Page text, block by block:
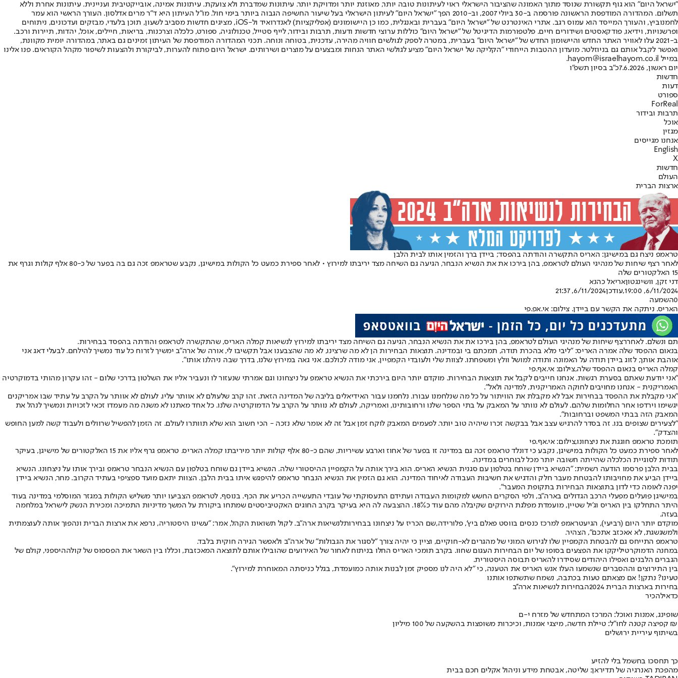
"ישראל היום" הוא גוף תקשורת שנוסד מתוך האמונה שהציבור הישראלי ראוי לעיתונות טובה יותר, מאוזנת יותר ומדויקת יותר. עיתונות שמדברת ולא צועקת. עיתונות אמינה, אובייקטיבית ועניינית. עיתונות אחרת וללא
תשלום. המהדורה המודפסת הראשונה פורסמה ב-30 ביולי 2007, וב-2010 הפך "ישראל היום" לעיתון הישראלי בעל שיעור החשיפה הגבוה ביותר בימי חול. מו"ל העיתון היא ד"ר מרים אדלסון. העורך הראשי הוא עמר
לחמנוביץ, והעורך המייסד הוא עמוס רגב. אתרי האינטרנט של "ישראל היום" בעברית ובאנגלית, כמו כן היישומונים (אפליקציות) לאנדרואיד ול-iOS, מציגים חדשות מסביב לשעון, תוכן בלעדי, מבזקים ועדכונים, ניתוחים
ופרשנויות, וידיאו, פודקאסטים ושידורים חיים. פלטפורמות הדיגיטל של "ישראל היום" כוללות ערוצי חדשות ודעות, תרבות ובידור, לייף סטייל, טכנולוגיה, ספורט, כלכלה וצרכנות, בריאות, חיילים, אוכל, יהדות, תיירות ורכב.
ב-2021 עלו לאוויר האתר החדש והיישומון החדש של "ישראל היום" בעברית, במטרה לספק לגולשים חוויה מהירה, עדכנית, בטוחה ונוחה. תכני המהדורה המודפסת של העיתון זמינים גם באתר, במהדורה יומית מקוונת,
ואפשר לקבל אותם גם בניוזלטר. מועדון ההטבות הייחודי "הקליקה של ישראל היום" מציע לגולשי האתר הנחות ומבצעים על מוצרים ושירותים. ישראל היום פתוח להערות, לביקורת ולהצעות לשיפור מקהל הקוראים. פנו אלינו
במייל hayom@israelhayom.co.il.
יום ראשון, 7.6.2026
כ"ב בסיון תשפ"ו
חדשות
דעות
ספורט
ForReal
תרבות ובידור
אוכל
מגזין
אנחנו מגייסים
English
X
חדשות
העולם
ארצות הברית
טראמפ ניצח גם במישיגן: האריס התקשרה והודתה בהפסד; ביידן ברך והזמין אותו לבית הלבן
לאחר רצף שיחות של מנהיגי העולם לטראמפ, בהן בירכו את את הנשיא הנבחר, הגיעה גם השיחה מצד יריבתו למירוץ • לאחר ספירת כמעט כל הקולות במישיגן, נקבע שטראמפ זכה גם בה בפער של כ-80 אלף קולות וגרף את
15 האלקטורים שלה
דני זקן, וושינגטוןאריאל כהנא
6/11/2024, 19:00
,עודכן6/11/2024, 21:37
0השמעה
האריס. ניתקה את הקשר עם ביידן. צילום: אי.אפ.פי
תם ונשלם. לאחררצף שיחות של מנהיגי העולם לטראמפ, בהן בירכו את את הנשיא הנבחר, הגיעה גם השיחה מצד יריבתו למירוץ לנשיאות קמלה האריס, שהתקשרה לטראמפ והודתה בהפסד בבחירות.
בנאום ההפסד שלה אמרה האריס: "ליבי מלא בהכרת תודה, תמכתם בי ובמדינה. תוצאות הבחירות הן לא מה שרצינו, לא מה שהצבענו אבל תקשיבו לי, אורה של ארה"ב ימשיך לזרוח כל עוד נמשיך להילחם. לבעלי דאג אני
אוהבת אותך, לזוג ביידן תודה על האמונה ותודה למושל וולץ ומשפחתו. לצוות שלי ולעובדי הקמפיין, אני מודה לכולכם. אני גאה במירוץ שלנו, בדרך שבה ניהלנו אותו".
קמלה האריס בנאום ההפסד שלה,צילום: אי.אף.פי
"אני יודעת שאתם בסערת רגשות. אנחנו חייבים לקבל את תוצאות הבחירות. מוקדם יותר היום בירכתי את הנשיא טראמפ על ניצחונו וגם אמרתי שנעזור לו ונעביר אליו את השלטון בדרכי שלום - זהו עקרון מהותי בדמוקרטיה
האמריקנית - אנחנו מחויבים לחוקה האמריקנית, למדינה ולאל".
"אני מקבלת את ההפסד בבחירות אבל לא מקבלת את הוויתור על כל מה שנלחמנו עבורו. נלחמנו עבור האידיאלים בליבה של המדינה הזאת. זהו קרב שלעולם לא אוותר עליו. לעולם לא אוותר על הקרב על עתיד שבו אמריקנים
יגשימו וירדפו אחר החלומות שלהם. לעולם לא נוותר על המאבק על בתי הספר שלנו ורחובותינו, ואמריקה, לעולם לא נוותר על הקרב על הדמוקרטיה שלנו. כל אחד מאתנו לא משנה מה מעמדו זכאי לזכויות ונמשיך לנהל את
המאבק הזה בבתי המשפט וברחובות".
"לצעירים שצופים בנו. זה בסדר להרגיש עצב אבל בבקשה זכרו שיהיה טוב יותר. לפעמים המאבק לוקח זמן אבל זה לא אומר שלא נזכה - הכי חשוב הוא שלא תוותרו לעולם. זה הזמן להפשיל שרוולים ולעבוד קשה למען החופש
והצדק".
תומכת טראמפ חוגגת את ניצחונו,צילום: אי.אף.פי
לאחר ספירת כמעט כל הקולות במישיגן, נקבע כי דונלד טראמפ זכה גם במדינה זו בפער של אחוז וארבע עשיריות, שהם כ-80 אלף קולות יותר מיריבתו קמלה האריס. טראמפ גרף אליו את 15 האלקטורים של מישיגן, בעיקר
תודות לסוגיית הכלכלה שהייתה חשובה יותר מכל לבוחרים במדינה.
בבית הלבן פרסמו הודעה רשמית: "הנשיא ביידן שוחח בטלפון עם סגנית הנשיא האריס. הוא בירך אותה על הקמפיין ההיסטורי שלה. הנשיא ביידן גם שוחח בטלפון עם הנשיא הנבחר טראמפ ובירך אותו על ניצחונו. הנשיא
ביידן הביע את מחויבותו להבטחת מעבר חלק והדגיש את חשיבות העבודה לאיחוד המדינה. הוא גם הזמין את הנשיא הנבחר טראמפ להיפגש איתו בבית הלבן. הצוות יתאם מועד ספציפי בעתיד הקרוב. מחר, הנשיא ביידן
יפנה לאומה כדי לדון בתוצאות הבחירות בתקופת המעבר".
במישיגן פועלים מפעלי הרכב הגדולים בארה"ב, ולפי הסקרים החשש למקומות העבודה ועתידם התעסוקתי של עובדי התעשייה הכריע את הכף. בנוסף, לטראמפ הצביעו יותר משליש הקולות במגזר המוסלמי במדינה בעוד
היתר התחלקו בין האריס וג'יל שטיין, מועמדת מפלגת הירוקים שקיבלה מהם עוד כ18%. ההצבעה לה היא בעיקר בקרב החוגים האקטיביסטים שמתחו ביקורת על המשך מדיניות התמיכה ומכירת הנשק לישראל במלחמה
בעזה.
מוקדם יותר היום (רביעי), הגיעטראמפ למרכז כנסים בווסט פאלם ביץ', פלורידה,שם הכריז על ניצחונו בבחירותלנשיאות ארה"ב. לקול תשואות הקהל, אמר: "עשינו היסטוריה, נרפא את ארצות הברית ונהפוך אותה לעוצמתית
ולמשגשגת, לא אאכזב אתכם", הצהיר.
טראמפ התייחס גם להבטחת הקמפיין שלו לגירוש המוני של מהגרים לא-חוקיים, וציין כי יהיה צורך "לסגור את הגבולות" של ארה"ב ולאפשר הגירה חוקית בלבד.
במחנה הדמוקרטיליקקו את הפצעים בסופו של יום הבחירות העגום שחוו. בקרב תומכי האריס החלו בניתוח לאחור של האירועים שהובילו אותם לתוצאה המאכזבת, וכללו בין השאר את הפספוס של קולההיספני, קולם של
הגברים הלבנים ואפילו היהודים שסידרו להאריס תבוסה היסטורית.
בין התירוצים וההסברים שנשמעו העלו אנש האריס את הטענה, כי "לא היה לנו מספיק זמן לבנות אותה כמועמדת, בגלל כניסתה המאוחרת למירוץ".
טעינו? נתקן! אם מצאתם טעות בכתבה, נשמח שתשתפו אותנו
בחירות בארצות הברית 2024
הבחירות לנשיאות ארה''ב
כדאילהכיר
שופינג, אמנות ואוכל: המרכז המתחדש של מזרח י-ם
קפיצה קטנה לחו"ל: טיילת חדשה, מיצגי אמנות, וכיכרות משופצות בהשקעה של 100 מיליון ₪
בשיתוף עיריית ירושלים
כך תחסכו בחשמל בלי להזיע
מהפכת האנרגיה של תדיראן: שליטה, אבטחת מידע וניהול אקלים חכם בבית